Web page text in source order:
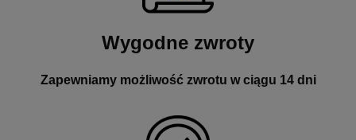
Wygodne zwroty
Zapewniamy możliwość zwrotu w ciągu 14 dni